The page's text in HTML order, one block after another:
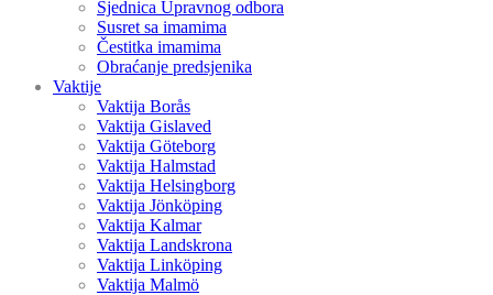
Sjednica Upravnog odbora
Susret sa imamima
Čestitka imamima
Obraćanje predsjenika
Vaktije
Vaktija Borås
Vaktija Gislaved
Vaktija Göteborg
Vaktija Halmstad
Vaktija Helsingborg
Vaktija Jönköping
Vaktija Kalmar
Vaktija Landskrona
Vaktija Linköping
Vaktija Malmö